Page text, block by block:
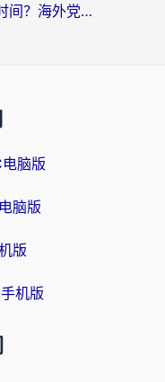
QQ国外听歌怎么解除限制时间？海外党亲测有效的回国加速方案
脑版
脑版
版
机版